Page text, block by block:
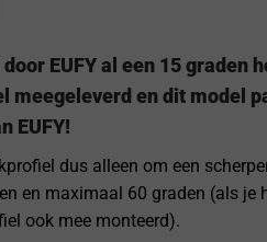
EUFY al een 15 graden
meegeleverd en dit model
EUFY!
dus alleen om een
en maximaal 60 graden (als je
ook mee monteerd).